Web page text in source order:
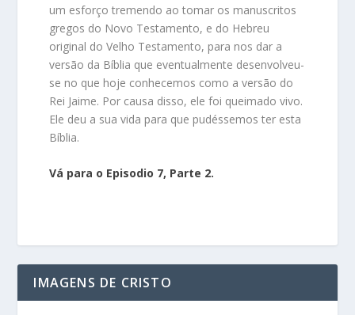
um esforço tremendo ao tomar os manuscritos
gregos do Novo Testamento, e do Hebreu
original do Velho Testamento, para nos dar a
versão da Bíblia que eventualmente desenvolveu-
se no que hoje conhecemos como a versão do
Rei Jaime. Por causa disso, ele foi queimado vivo.
Ele deu a sua vida para que pudéssemos ter esta
Bíblia.
Vá para o Episodio 7, Parte 2.
IMAGENS DE CRISTO